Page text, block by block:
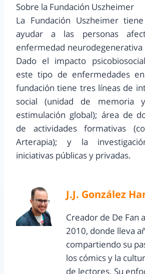
Sobre la Fundación Uszheimer
La Fundación Uszheimer
ayudar a las personas
enfermedad neurodegenerativa
Dado el impacto
este tipo de enfermedades
fundación tiene tres líneas de
social (unidad de memoria
estimulación global); área de
de actividades formativas
Arterapia); y la
iniciativas públicas y privadas.
J.J. González
Creador de De Fan
2010, donde lleva
compartiendo su
los cómics y la
de lectores. Su